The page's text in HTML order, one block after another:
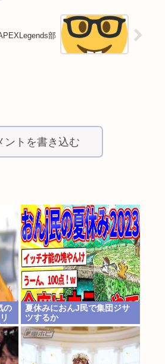
部
ントを書き込む
の
お
夏休みにおんJ民で集団ジサ
ツするか